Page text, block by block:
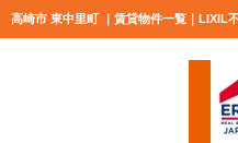
高崎市 東中里町 ｜賃貸物件一覧｜LIXIL